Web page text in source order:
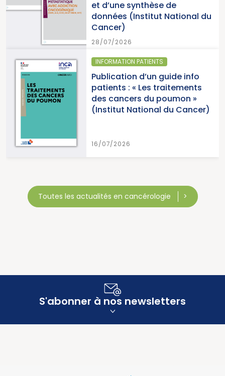
et d’une synthèse de
données (Institut National du
28/07/2026
INFORMATION PATIENTS
Publication d’un guide info
patients : « Les traitements
des cancers du poumon »
(Institut National du Cancer)
16/07/2026
Toutes les actualités en cancérologie
S'abonner à nos newsletters